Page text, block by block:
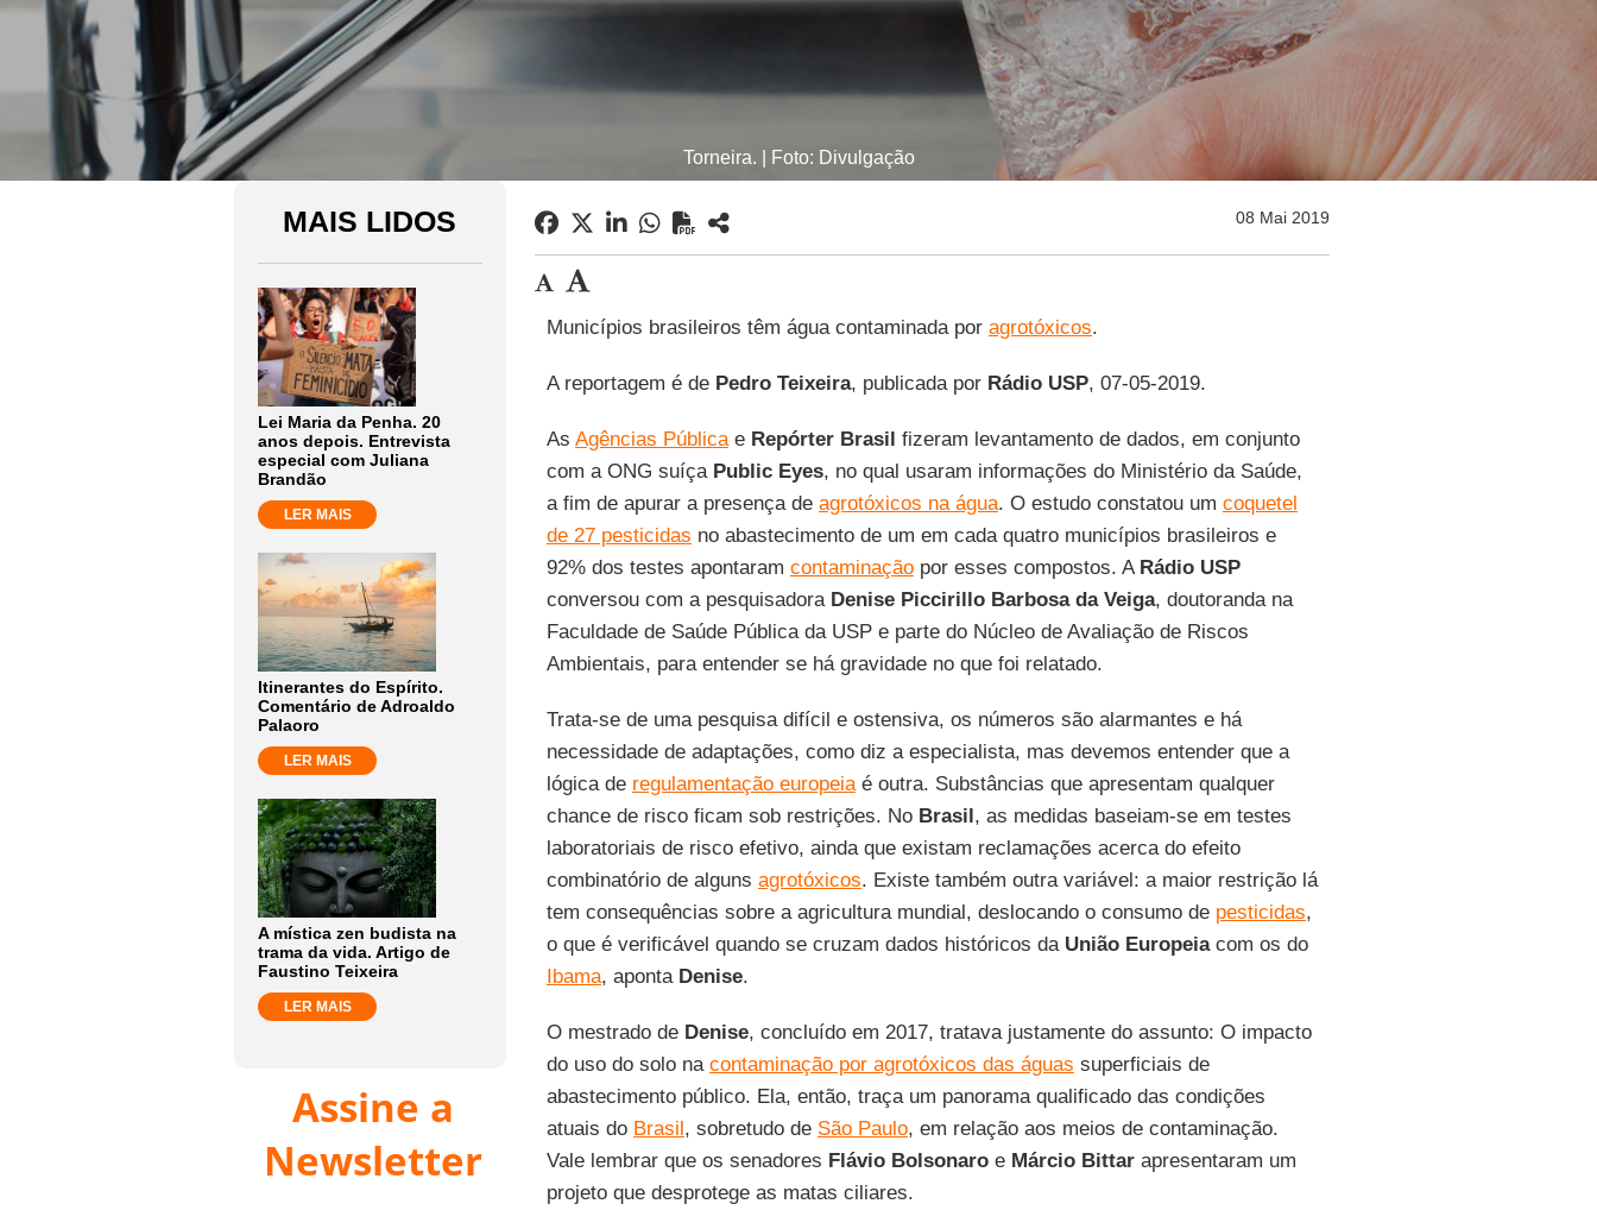
Torneira. | Foto: Divulgação
MAIS LIDOS
Lei Maria da Penha. 20
anos depois. Entrevista
especial com Juliana
Brandão
LER MAIS
Itinerantes do Espírito.
Comentário de Adroaldo
Palaoro
LER MAIS
A mística zen budista na
trama da vida. Artigo de
Faustino Teixeira
LER MAIS
Assine a
Newsletter
08 Mai 2019
Municípios brasileiros têm água contaminada por agrotóxicos.
A reportagem é de Pedro Teixeira, publicada por Rádio USP, 07-05-2019.
As Agências Públicae Repórter Brasil fizeram levantamento de dados, em conjunto
com a ONG suíça Public Eyes, no qual usaram informações do Ministério da Saúde,
a fim de apurar a presença de agrotóxicos na água. O estudo constatou um coquetel
de 27 pesticidas no abastecimento de um em cada quatro municípios brasileiros e
92% dos testes apontaram contaminaçãopor esses compostos. A Rádio USP
conversou com a pesquisadora Denise Piccirillo Barbosa da Veiga, doutoranda na
Faculdade de Saúde Pública da USP e parte do Núcleo de Avaliação de Riscos
Ambientais, para entender se há gravidade no que foi relatado.
Trata-se de uma pesquisa difícil e ostensiva, os números são alarmantes e há
necessidade de adaptações, como diz a especialista, mas devemos entender que a
lógica de regulamentação europeiaé outra. Substâncias que apresentam qualquer
chance de risco ficam sob restrições. No Brasil, as medidas baseiam-se em testes
laboratoriais de risco efetivo, ainda que existam reclamações acerca do efeito
combinatório de alguns agrotóxicos. Existe também outra variável: a maior restrição lá
tem consequências sobre a agricultura mundial, deslocando o consumo de pesticidas,
o que é verificável quando se cruzam dados históricos da União Europeiacom os do
Ibama, aponta Denise.
O mestrado de Denise, concluído em 2017, tratava justamente do assunto: O impacto
do uso do solo na contaminação por agrotóxicos das águas superficiais de
abastecimento público. Ela, então, traça um panorama qualificado das condições
atuais do Brasil, sobretudo de São Paulo, em relação aos meios de contaminação.
Vale lembrar que os senadores Flávio Bolsonaroe Márcio Bittarapresentaram um
projeto que desprotege as matas ciliares.